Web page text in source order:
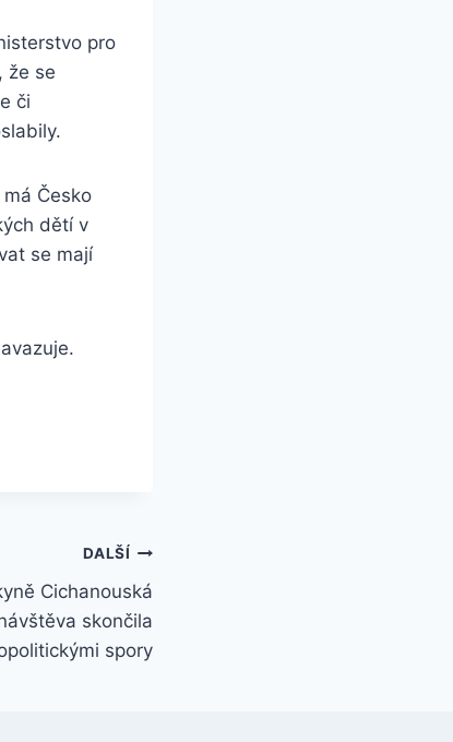
pro
že se
či
Česko
dětí v
se mají
DALŠÍ
Cichanouská
skončila
spory